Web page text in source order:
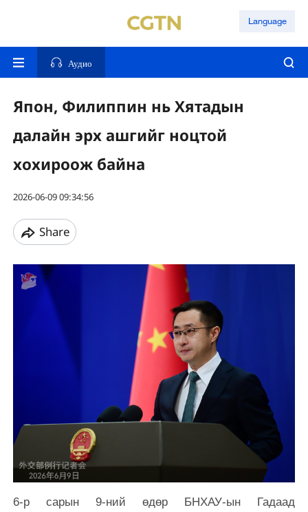
Language
Аудио
Япон, Филиппин нь Хятадын
далайн эрх ашгийг ноцтой
хохироож байна
2026-06-09 09:34:56
Share
6-р сарын 9-ний өдөр БНХАУ-ын Гадаад